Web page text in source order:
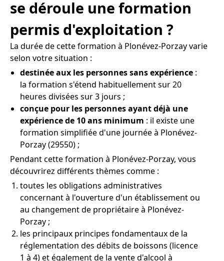
se déroule une formation
permis d'exploitation ?
La durée de cette formation à Plonévez-Porzay varie
selon votre situation :
destinée aux les personnes sans expérience :
la formation s'étend habituellement sur 20
heures divisées sur 3 jours ;
conçue pour les personnes ayant déjà une
expérience de 10 ans minimum : il existe une
formation simplifiée d'une journée à Plonévez-
Porzay (29550) ;
Pendant cette formation à Plonévez-Porzay, vous
découvrirez différents thèmes comme :
toutes les obligations administratives
concernant à l'ouverture d'un établissement ou
au changement de propriétaire à Plonévez-
Porzay ;
les principaux principes fondamentaux de la
réglementation des débits de boissons (licence
1 à 4) et également de la vente d'alcool à